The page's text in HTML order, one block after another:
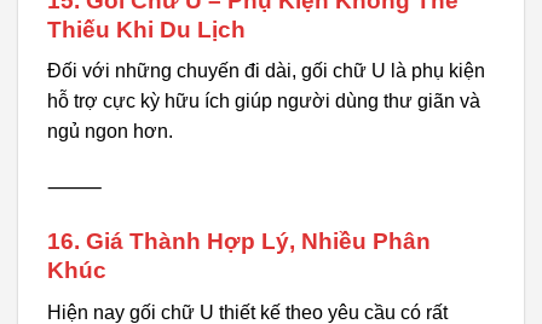
Thiếu Khi Du Lịch
Đối với những chuyến đi dài, gối chữ U là phụ kiện
hỗ trợ cực kỳ hữu ích giúp người dùng thư giãn và
ngủ ngon hơn.
⸻
16. Giá Thành Hợp Lý, Nhiều Phân
Khúc
Hiện nay gối chữ U thiết kế theo yêu cầu có rất